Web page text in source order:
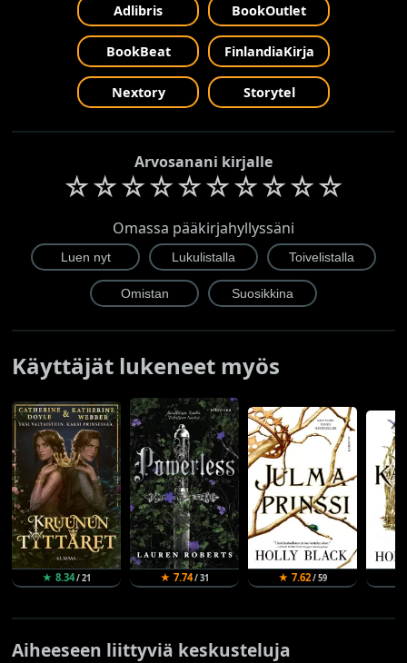
Adlibris BookOutlet
BookBeat FinlandiaKirja
Nextory Storytel
Arvosanani kirjalle
☆☆☆☆☆☆☆☆☆☆
Omassa pääkirjahyllyssäni
Käyttäjät lukeneet myös
★ 8.34/ 21 ★ 7.74/ 31 ★ 7.62/ 59
Aiheeseen liittyviä keskusteluja